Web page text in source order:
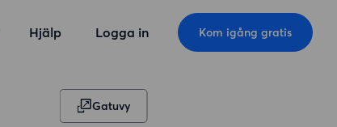
Hjälp Logga in Kom igång gratis
Gatuvy